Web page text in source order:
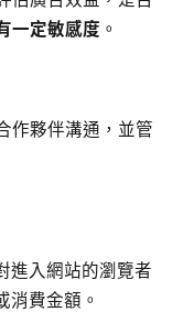
一定敏感度 。
作夥伴溝通，並管
進入網站的瀏覽者
消費金額。